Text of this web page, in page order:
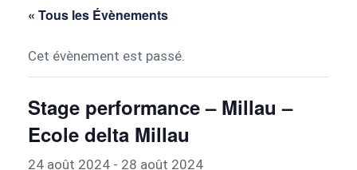
« Tous les Évènements
Cet évènement est passé.
Stage performance – Millau –
Ecole delta Millau
24 août 2024 - 28 août 2024